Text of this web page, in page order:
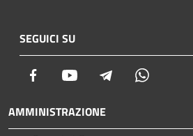
SEGUICI SU
Facebook Youtube Telegram
AMMINISTRAZIONE